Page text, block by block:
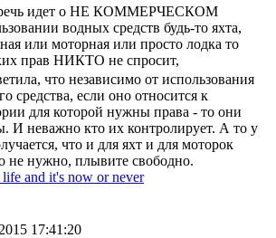
речь идет о НЕ КОММЕРЧЕСКОМ
водных средств будь-то яхта,
или моторная или просто лодка то
прав НИКТО не спросит,
что независимо от использования
средства, если оно относится к
для которой нужны права - то они
И неважно кто их контролирует. А то у
что и для яхт и для моторок
не нужно, плывите свободно.
and it's now or never
17:41:20